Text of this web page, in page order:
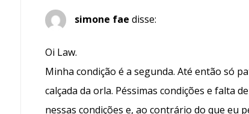
simone fae disse:
Oi Law.
Minha condição é a segunda. Até então só
calçada da orla. Péssimas condições e falta
nessas condições e, ao contrário do que eu